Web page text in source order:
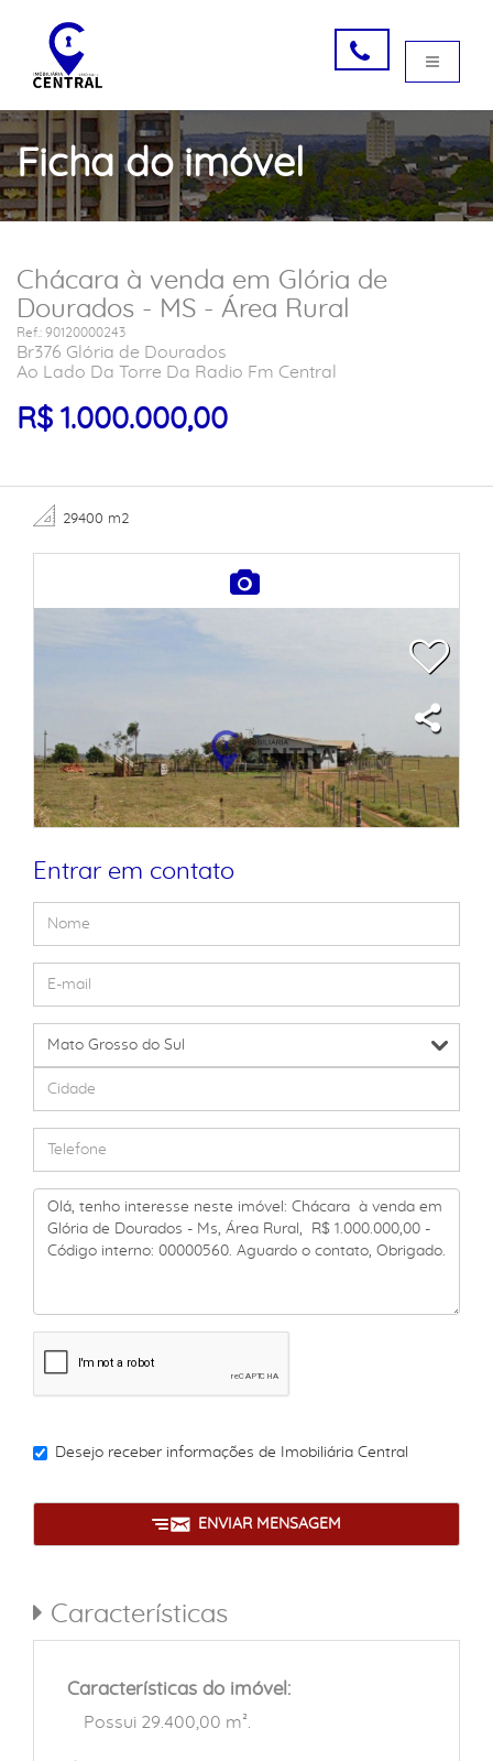
Ficha do imóvel
Chácara à venda em Glória de
Dourados - MS - Área Rural
Ref.: 90120000243
Br376 Glória de Dourados
Ao Lado Da Torre Da Radio Fm Central
R$ 1.000.000,00
29400 m2
Entrar em contato
Desejo receber informações de Imobiliária Central
ENVIAR MENSAGEM
Características
Características do imóvel:
Possui 29.400,00 m².